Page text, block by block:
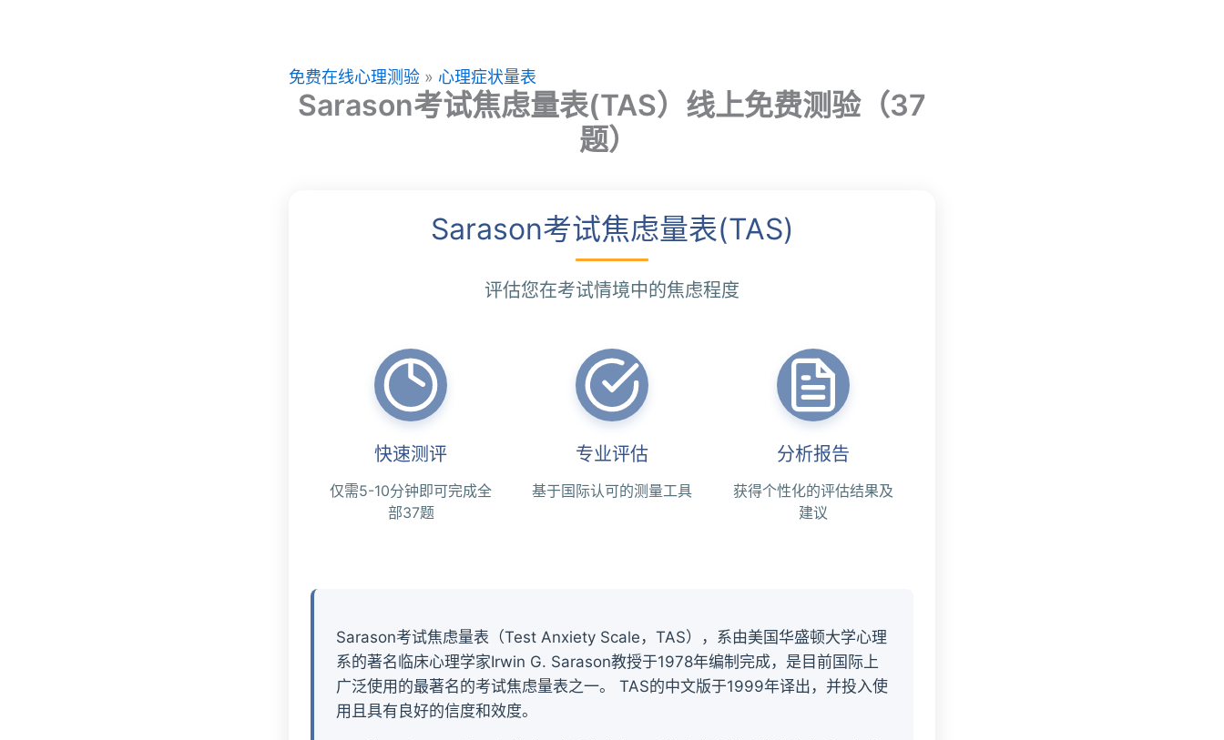
免费在线心理测验 » 心理症状量表
Sarason考试焦虑量表(TAS）线上免费测验（37
题）
Sarason考试焦虑量表(TAS)
评估您在考试情境中的焦虑程度
快速测评
仅需5-10分钟即可完成全
部37题
专业评估
基于国际认可的测量工具
分析报告
获得个性化的评估结果及
建议
Sarason考试焦虑量表（Test Anxiety Scale，TAS），系由美国华盛顿大学心理
系的著名临床心理学家Irwin G. Sarason教授于1978年编制完成，是目前国际上
广泛使用的最著名的考试焦虑量表之一。 TAS的中文版于1999年译出，并投入使
用且具有良好的信度和效度。